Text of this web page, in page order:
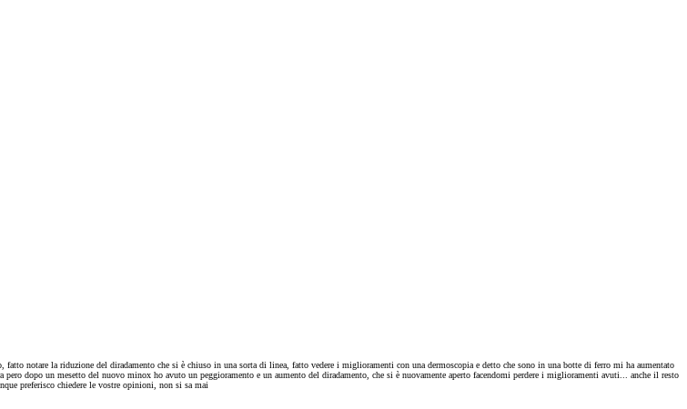
notare la riduzione del diradamento che si è chiuso in una sorta di linea, fatto vedere i miglioramenti con una dermoscopia e detto che sono in una botte di ferro mi ha aumentato
dopo un mesetto del nuovo minox ho avuto un peggioramento e un aumento del diradamento, che si è nuovamente aperto facendomi perdere i miglioramenti avuti... anche il resto
preferisco chiedere le vostre opinioni, non si sa mai